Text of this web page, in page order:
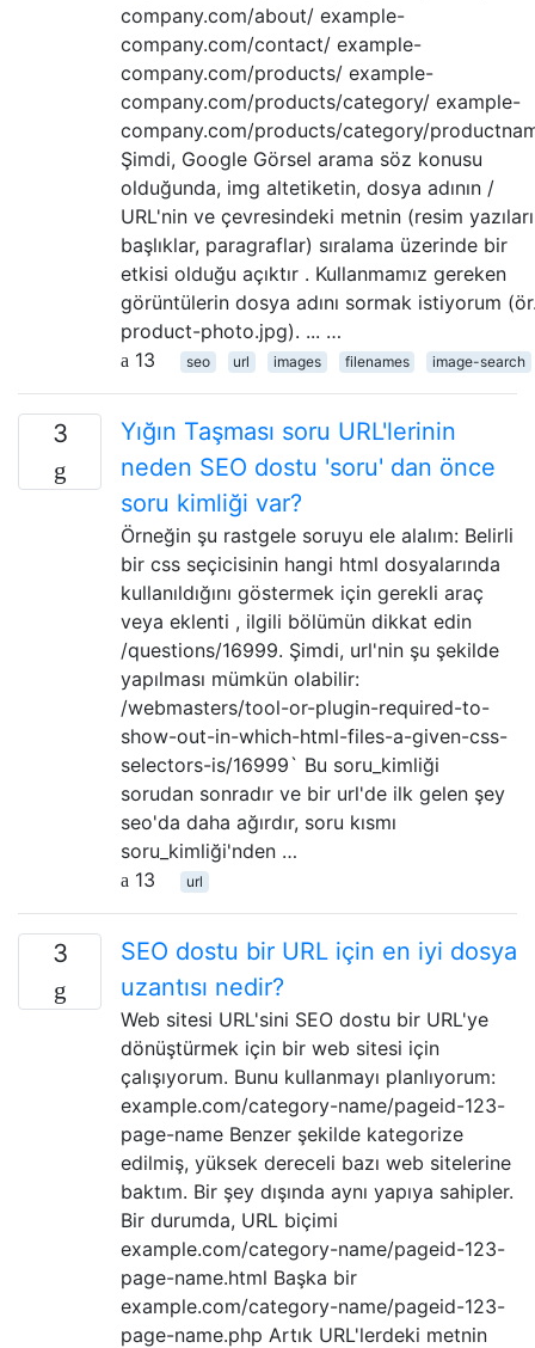
company.com/about/ example-
company.com/contact/ example-
company.com/products/ example-
company.com/products/category/ example-
company.com/products/category/
Şimdi, Google Görsel arama söz konusu
olduğunda, img altetiketin, dosya adının /
URL'nin ve çevresindeki metnin (resim
başlıklar, paragraflar) sıralama üzerinde bir
etkisi olduğu açıktır . Kullanmamız gereken
görüntülerin dosya adını sormak istiyorum
product-photo.jpg). ... …
13
seo url images filenames image-search
3
Yığın Taşması soru URL'lerinin
neden SEO dostu 'soru' dan önce
soru kimliği var?
Örneğin şu rastgele soruyu ele alalım: Belirli
bir css seçicisinin hangi html dosyalarında
kullanıldığını göstermek için gerekli araç
veya eklenti , ilgili bölümün dikkat edin
/questions/16999. Şimdi, url'nin şu şekilde
yapılması mümkün olabilir:
/webmasters/tool-or-plugin-required-to-
show-out-in-which-html-files-a-given-css-
selectors-is/16999` Bu soru_kimliği
sorudan sonradır ve bir url'de ilk gelen şey
seo'da daha ağırdır, soru kısmı
soru_kimliği'nden …
13
url
3
SEO dostu bir URL için en iyi dosya
uzantısı nedir?
Web sitesi URL'sini SEO dostu bir URL'ye
dönüştürmek için bir web sitesi için
çalışıyorum. Bunu kullanmayı planlıyorum:
example.com/category-name/pageid-123-
page-name Benzer şekilde kategorize
edilmiş, yüksek dereceli bazı web sitelerine
baktım. Bir şey dışında aynı yapıya sahipler.
Bir durumda, URL biçimi
example.com/category-name/pageid-123-
page-name.html Başka bir
example.com/category-name/pageid-123-
page-name.php Artık URL'lerdeki metnin